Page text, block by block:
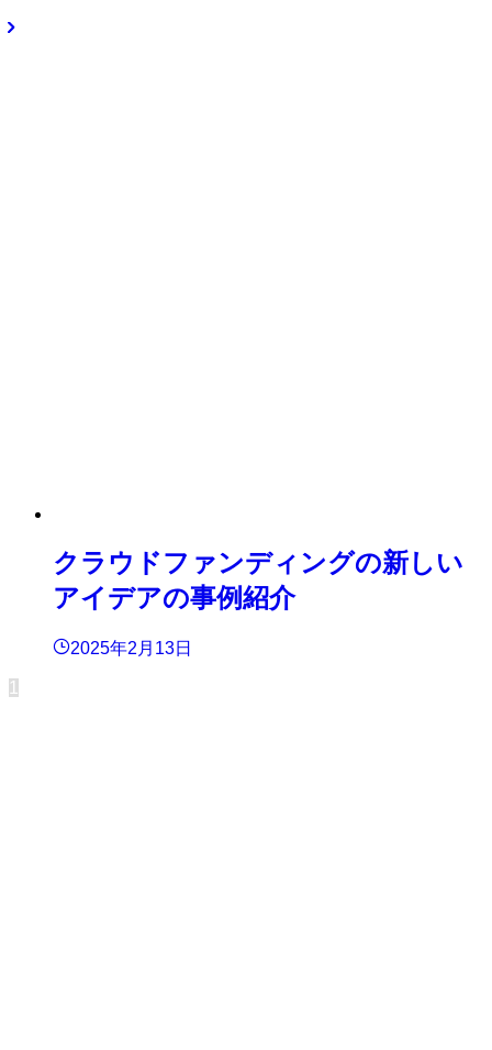
クラウドファンディングの新しい
アイデアの事例紹介
2025年2月13日
1